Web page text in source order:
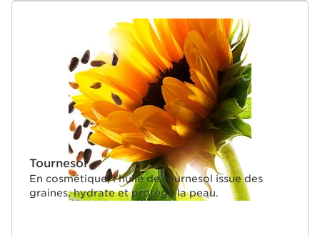
Tournesol
En cosmétique, l’huile de tournesol issue des
graines, hydrate et protège la peau.